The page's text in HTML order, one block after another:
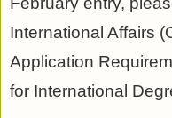
International Affairs
Application
for International